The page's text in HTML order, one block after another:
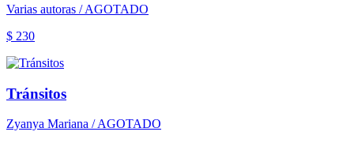
Varias autoras / AGOTADO
$ 230
Tránsitos
Zyanya Mariana / AGOTADO